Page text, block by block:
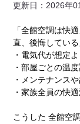
更新日：2026年
「全館空調は快
直、後悔してい
・電気代が想定
・部屋ごとの温
・メンテナンス
・家族全員の快
こうした 全館空